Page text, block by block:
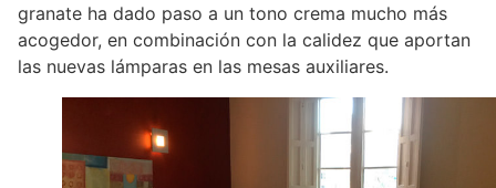
granate ha dado paso a un tono crema mucho más
acogedor, en combinación con la calidez que aportan
las nuevas lámparas en las mesas auxiliares.